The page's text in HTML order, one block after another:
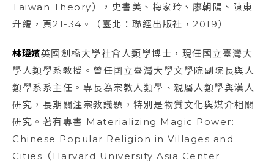
Taiwan Theory），史書美、梅家玲、廖朝陽、陳東
升編，頁21-34。（臺北：聯經出版社，2019）
林瑋嬪英國劍橋大學社會人類學博士，現任國立臺灣大
學人類學系教授。曾任國立臺灣大學文學院副院長與人
類學系系主任。專長為宗教人類學、親屬人類學與漢人
研究，長期關注宗教議題，特別是物質文化與媒介相關
研究。著有專書 Materializing Magic Power:
Chinese Popular Religion in Villages and
Cities（Harvard University Asia Center